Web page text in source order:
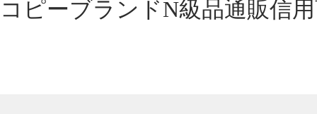
コピーブランドN級品通販信